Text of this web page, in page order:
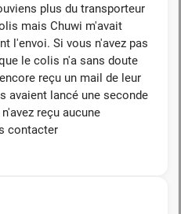
plus du transporteur
mais Chuwi m'avait
l'envoi. Si vous n'avez pas
le colis n'a sans doute
reçu un mail de leur
avaient lancé une seconde
reçu aucune
contacter